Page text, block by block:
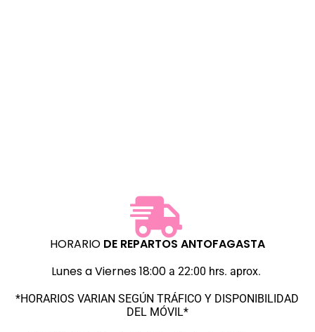
HORARIODE REPARTOS ANTOFAGASTA
Lunes a Viernes 18:00a 22:00 hrs. aprox.
*HORARIOS VARIAN SEGÚN TRÁFICO Y DISPONIBILIDAD
DEL MÓVIL*